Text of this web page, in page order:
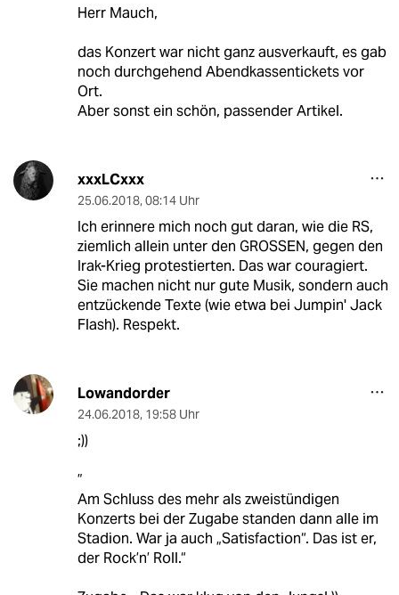
Herr Mauch,
das Konzert war nicht ganz ausverkauft, es gab
noch durchgehend Abendkassentickets vor
Ort.
Aber sonst ein schön, passender Artikel.
xxxLCxxx
25.06.2018, 08:14 Uhr
Ich erinnere mich noch gut daran, wie die RS,
ziemlich allein unter den GROSSEN, gegen den
Irak-Krieg protestierten. Das war couragiert.
Sie machen nicht nur gute Musik, sondern auch
entzückende Texte (wie etwa bei Jumpin' Jack
Flash). Respekt.
Lowandorder
24.06.2018, 19:58 Uhr
;))
”
Am Schluss des mehr als zweistündigen
Konzerts bei der Zugabe standen dann alle im
Stadion. War ja auch „Satisfaction“. Das ist er,
der Rock’n’ Roll.“